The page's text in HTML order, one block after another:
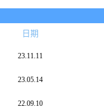
日期
23.11.11
23.05.14
22.09.10